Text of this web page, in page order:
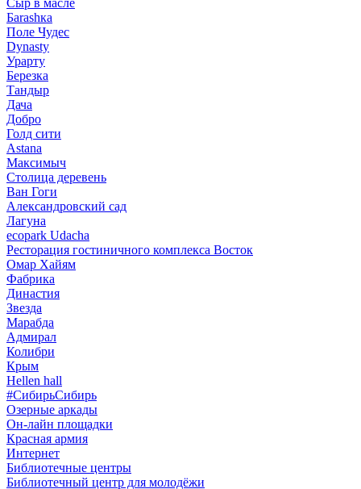
Сыр в масле
Баrаshка
Поле Чудес
Dynasty
Урарту
Березка
Тандыр
Дача
Добро
Голд сити
Astana
Максимыч
Столица деревень
Ван Гоги
Александровский сад
Лагуна
ecopark Udacha
Ресторация гостиничного комплекса Восток
Омар Хайям
Фабрика
Династия
Звезда
Марабда
Адмирал
Колибри
Крым
Hellen hall
#СибирьСибирь
Озерные аркады
Он-лайн площадки
Красная армия
Интернет
Библиотечные центры
Библиотечный центр для молодёжи